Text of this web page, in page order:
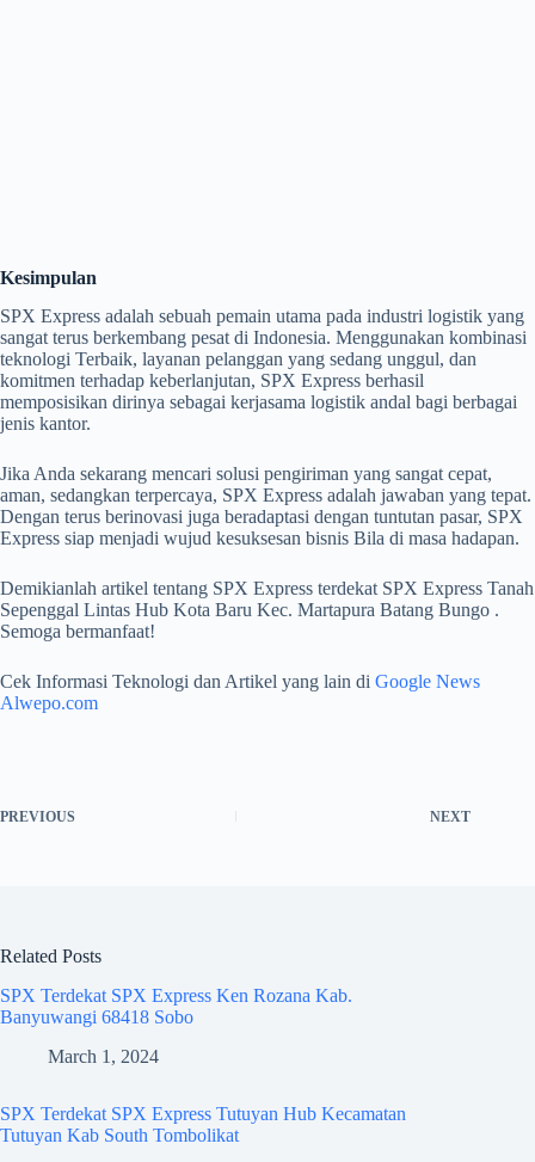
Kesimpulan
SPX Express adalah sebuah pemain utama pada industri logistik yang
sangat terus berkembang pesat di Indonesia. Menggunakan kombinasi
teknologi Terbaik, layanan pelanggan yang sedang unggul, dan
komitmen terhadap keberlanjutan, SPX Express berhasil
memposisikan dirinya sebagai kerjasama logistik andal bagi berbagai
jenis kantor.
Jika Anda sekarang mencari solusi pengiriman yang sangat cepat,
aman, sedangkan terpercaya, SPX Express adalah jawaban yang tepat.
Dengan terus berinovasi juga beradaptasi dengan tuntutan pasar, SPX
Express siap menjadi wujud kesuksesan bisnis Bila di masa hadapan.
Demikianlah artikel tentang SPX Express terdekat SPX Express Tanah
Sepenggal Lintas Hub Kota Baru Kec. Martapura Batang Bungo .
Semoga bermanfaat!
Cek Informasi Teknologi dan Artikel yang lain di Google News
Alwepo.com
PREVIOUS NEXT
Related Posts
SPX Terdekat SPX Express Ken Rozana Kab.
Banyuwangi 68418 Sobo
March 1, 2024
SPX Terdekat SPX Express Tutuyan Hub Kecamatan
Tutuyan Kab South Tombolikat